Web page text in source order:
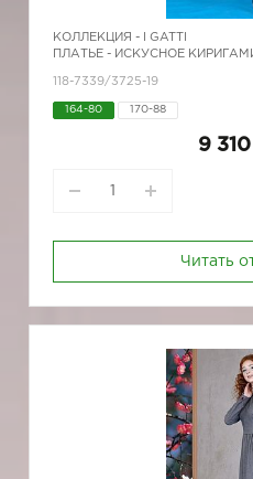
КОЛЛЕКЦИЯ -
I GATTI
ПЛАТЬЕ - ИСКУСНОЕ
118-7339/3725-19
164-80 170-88
9
Читать